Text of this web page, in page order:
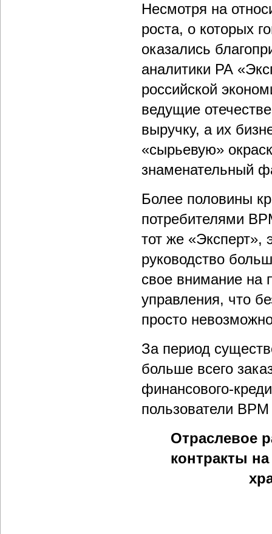
Несмотря на
роста, о которых
оказались
аналитики РА
российской
ведущие
выручку, а их
«сырьевую»
знаменательный
Более половины
потребителями
тот же «Эксперт»,
руководство
свое внимание на
управления, что
просто
За период
больше всего
финансового-
пользователи
Отраслевое
контракты